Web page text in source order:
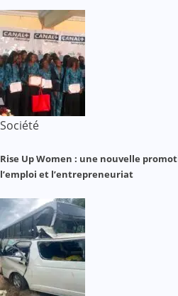
Société
Rise Up Women : une nouvelle
l’emploi et l’entrepreneuriat